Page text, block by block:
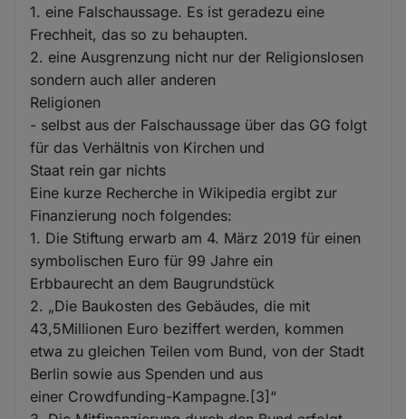
1. eine Falschaussage. Es ist geradezu eine
Frechheit, das so zu behaupten.
2. eine Ausgrenzung nicht nur der Religionslosen
sondern auch aller anderen
Religionen
- selbst aus der Falschaussage über das GG folgt
für das Verhältnis von Kirchen und
Staat rein gar nichts
Eine kurze Recherche in Wikipedia ergibt zur
Finanzierung noch folgendes:
1. Die Stiftung erwarb am 4. März 2019 für einen
symbolischen Euro für 99 Jahre ein
Erbbaurecht an dem Baugrundstück
2. „Die Baukosten des Gebäudes, die mit
43,5Millionen Euro beziffert werden, kommen
etwa zu gleichen Teilen vom Bund, von der Stadt
Berlin sowie aus Spenden und aus
einer Crowdfunding-Kampagne.[3]“